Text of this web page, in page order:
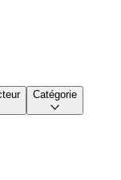
Catégorie